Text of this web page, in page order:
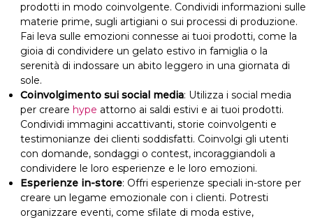
prodotti in modo coinvolgente. Condividi informazioni sulle
materie prime, sugli artigiani o sui processi di produzione.
Fai leva sulle emozioni connesse ai tuoi prodotti, come la
gioia di condividere un gelato estivo in famiglia o la
serenità di indossare un abito leggero in una giornata di
sole.
Coinvolgimento sui social media: Utilizza i social media
per creare hype attorno ai saldi estivi e ai tuoi prodotti.
Condividi immagini accattivanti, storie coinvolgenti e
testimonianze dei clienti soddisfatti. Coinvolgi gli utenti
con domande, sondaggi o contest, incoraggiandoli a
condividere le loro esperienze e le loro emozioni.
Esperienze in-store: Offri esperienze speciali in-store per
creare un legame emozionale con i clienti. Potresti
organizzare eventi, come sfilate di moda estive,